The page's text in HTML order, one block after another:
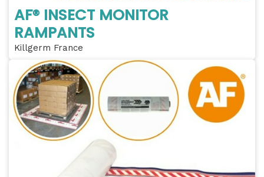
AF® INSECT MONITOR
RAMPANTS
Killgerm France